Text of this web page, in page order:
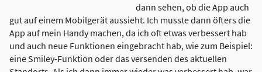
dann sehen, ob die App auch
gut auf einem Mobilgerät aussieht. Ich musste dann öfters die
App auf mein Handy machen, da ich oft etwas verbessert hab
und auch neue Funktionen eingebracht hab, wie zum Beispiel:
eine Smiley-Funktion oder das versenden des aktuellen